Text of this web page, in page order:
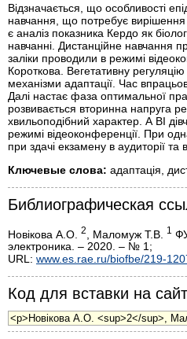
Відзначається, що особливості
навчання, що потребує вирішення
є аналіз показника Кердо як
навчанні. Дистанційне навчання
заліки проводили в режимі
Короткова. Вегетативну
механізми адаптації. Час
Далі настає фаза оптимальної
розвивається вторинна напруга
хвильоподібний характер. А ВІ
режимі відеоконференції. При
при здачі екзамену в аудиторії та
Ключевые слова: адаптація,
Библиографическая
Новікова А.О. 2 , Маломуж Т.В. 1
электроника. – 2020. – № 1;
URL: www.es.rae.ru/biofbe/219-
Код для вставки на